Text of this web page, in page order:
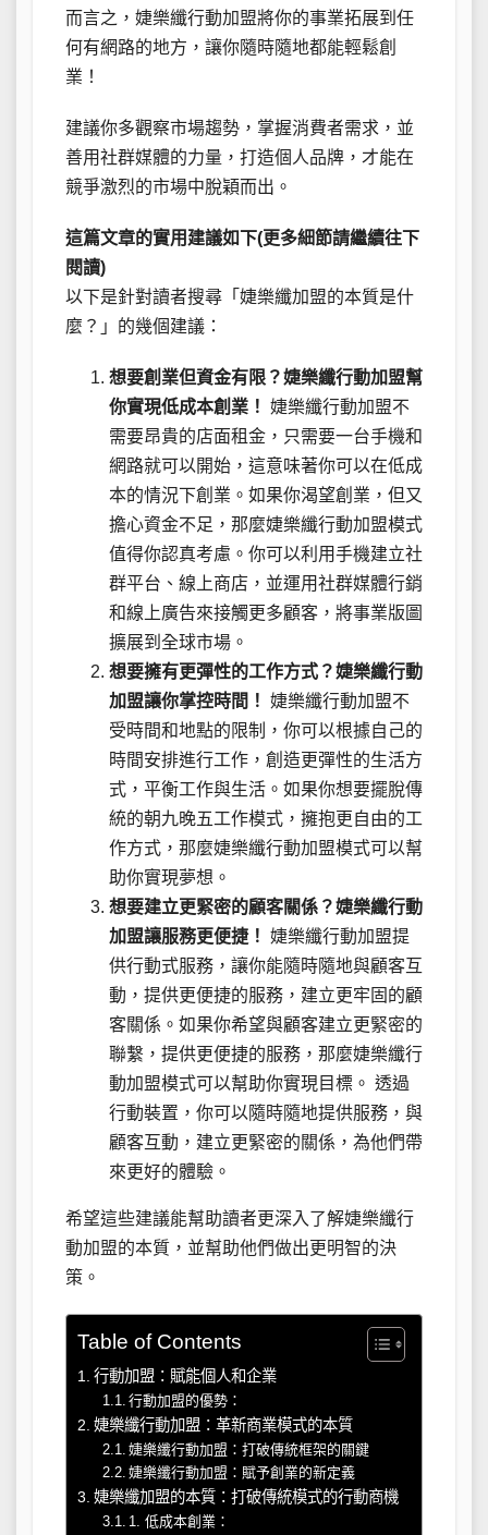
而言之，婕樂纖行動加盟將你的事業拓展到任
何有網路的地方，讓你隨時隨地都能輕鬆創
業！
建議你多觀察市場趨勢，掌握消費者需求，並
善用社群媒體的力量，打造個人品牌，才能在
競爭激烈的市場中脫穎而出。
這篇文章的實用建議如下(更多細節請繼續往下
閱讀)
以下是針對讀者搜尋「婕樂纖加盟的本質是什
麼？」的幾個建議：
想要創業但資金有限？婕樂纖行動加盟幫
你實現低成本創業！ 婕樂纖行動加盟不
需要昂貴的店面租金，只需要一台手機和
網路就可以開始，這意味著你可以在低成
本的情況下創業。如果你渴望創業，但又
擔心資金不足，那麼婕樂纖行動加盟模式
值得你認真考慮。你可以利用手機建立社
群平台、線上商店，並運用社群媒體行銷
和線上廣告來接觸更多顧客，將事業版圖
擴展到全球市場。
想要擁有更彈性的工作方式？婕樂纖行動
加盟讓你掌控時間！ 婕樂纖行動加盟不
受時間和地點的限制，你可以根據自己的
時間安排進行工作，創造更彈性的生活方
式，平衡工作與生活。如果你想要擺脫傳
統的朝九晚五工作模式，擁抱更自由的工
作方式，那麼婕樂纖行動加盟模式可以幫
助你實現夢想。
想要建立更緊密的顧客關係？婕樂纖行動
加盟讓服務更便捷！ 婕樂纖行動加盟提
供行動式服務，讓你能隨時隨地與顧客互
動，提供更便捷的服務，建立更牢固的顧
客關係。如果你希望與顧客建立更緊密的
聯繫，提供更便捷的服務，那麼婕樂纖行
動加盟模式可以幫助你實現目標。 透過
行動裝置，你可以隨時隨地提供服務，與
顧客互動，建立更緊密的關係，為他們帶
來更好的體驗。
希望這些建議能幫助讀者更深入了解婕樂纖行
動加盟的本質，並幫助他們做出更明智的決
策。
Table of Contents
行動加盟：賦能個人和企業
行動加盟的優勢：
婕樂纖行動加盟：革新商業模式的本質
婕樂纖行動加盟：打破傳統框架的關鍵
婕樂纖行動加盟：賦予創業的新定義
婕樂纖加盟的本質：打破傳統模式的行動商機
1. 低成本創業：